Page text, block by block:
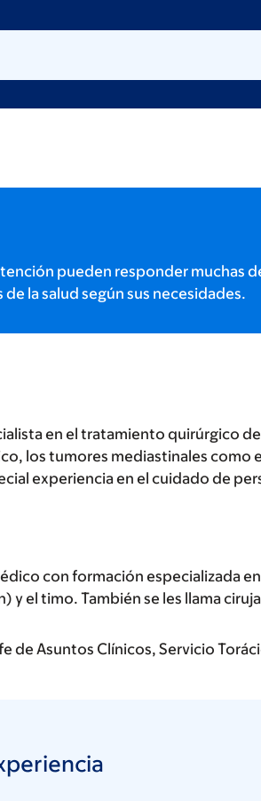
pueden responder muchas
la salud según sus necesidades.
en el tratamiento quirúrgico
los tumores mediastinales
experiencia en el cuidado de
con formación especializada
y el timo. También se les llama
de Asuntos Clínicos, Servicio